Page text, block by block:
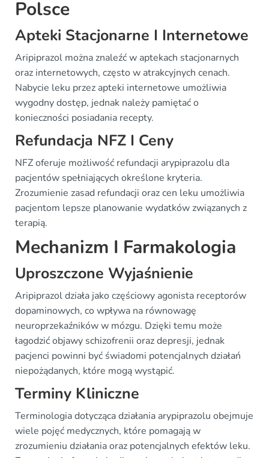
Polsce
Apteki Stacjonarne I Internetowe
Aripiprazol można znaleźć w aptekach stacjonarnych
oraz internetowych, często w atrakcyjnych cenach.
Nabycie leku przez apteki internetowe umożliwia
wygodny dostęp, jednak należy pamiętać o
konieczności posiadania recepty.
Refundacja NFZ I Ceny
NFZ oferuje możliwość refundacji arypiprazolu dla
pacjentów spełniających określone kryteria.
Zrozumienie zasad refundacji oraz cen leku umożliwia
pacjentom lepsze planowanie wydatków związanych z
terapią.
Mechanizm I Farmakologia
Uproszczone Wyjaśnienie
Aripiprazol działa jako częściowy agonista receptorów
dopaminowych, co wpływa na równowagę
neuroprzekaźników w mózgu. Dzięki temu może
łagodzić objawy schizofrenii oraz depresji, jednak
pacjenci powinni być świadomi potencjalnych działań
niepożądanych, które mogą wystąpić.
Terminy Kliniczne
Terminologia dotycząca działania arypiprazolu obejmuje
wiele pojęć medycznych, które pomagają w
zrozumieniu działania oraz potencjalnych efektów leku.